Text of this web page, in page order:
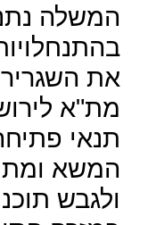
המשלה
את
מת"א
תנאי
המשא ומתן
ולגבש